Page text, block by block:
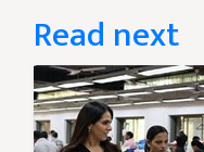
Read next